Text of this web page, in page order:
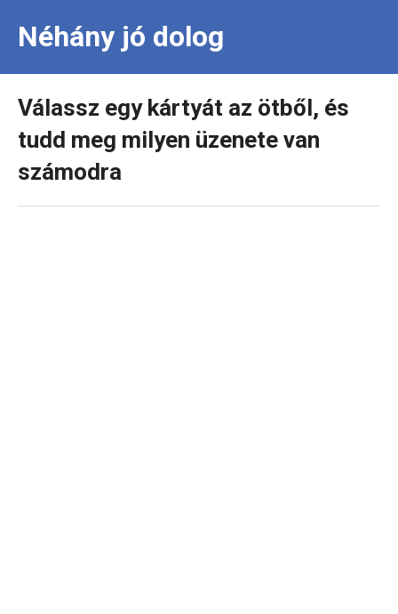
Néhány jó dolog
Válassz egy kártyát az ötből, és
tudd meg milyen üzenete van
számodra